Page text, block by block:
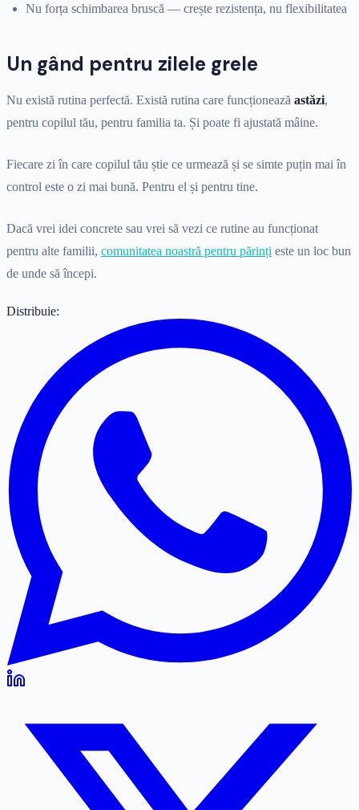
Nu forța schimbarea bruscă — crește rezistența, nu flexibilitatea
Un gând pentru zilele grele
Nu există rutina perfectă. Există rutina care funcționează astăzi,
pentru copilul tău, pentru familia ta. Și poate fi ajustată mâine.
Fiecare zi în care copilul tău știe ce urmează și se simte puțin mai în
control este o zi mai bună. Pentru el și pentru tine.
Dacă vrei idei concrete sau vrei să vezi ce rutine au funcționat
pentru alte familii, comunitatea noastră pentru părinți este un loc bun
de unde să începi.
Distribuie: